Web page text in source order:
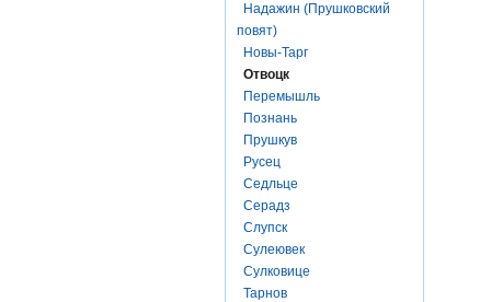
Надажин (Прушковский
повят)
Новы-Тарг
Отвоцк
Перемышль
Познань
Прушкув
Русец
Седльце
Серадз
Слупск
Сулеювек
Сулковице
Тарнов